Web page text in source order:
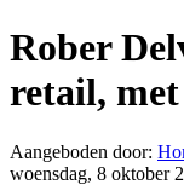
Rober
retail,
Aangeboden door:
woensdag, 8 oktober